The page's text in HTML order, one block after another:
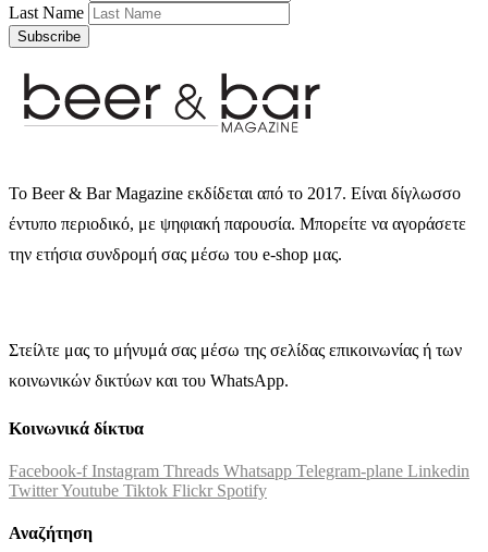
Last Name
Subscribe
Το Beer & Bar Magazine εκδίδεται από το 2017. Είναι δίγλωσσο
έντυπο περιοδικό, με ψηφιακή παρουσία. Μπορείτε να αγοράσετε
την ετήσια συνδρομή σας μέσω του e-shop μας.
Στείλτε μας το μήνυμά σας μέσω της σελίδας επικοινωνίας ή των
κοινωνικών δικτύων και του WhatsApp.
Κοινωνικά δίκτυα
Facebook-f Instagram Threads Whatsapp Telegram-plane Linkedin
TwitterYoutube Tiktok Flickr Spotify
Αναζήτηση